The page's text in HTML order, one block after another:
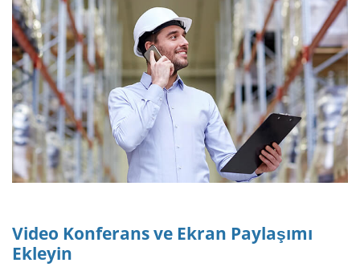
Video Konferans ve Ekran Paylaşımı
Ekleyin